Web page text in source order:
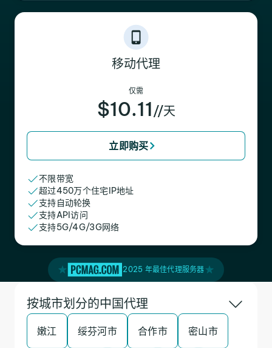
移动代理
仅需
$10.11 //天
立即购买
不限带宽
超过450万个住宅IP地址
支持自动轮换
支持API访问
支持5G/4G/3G网络
2025 年最佳代理服务器
按城市划分的中国代理
嫩江 绥芬河市 合作市 密山市